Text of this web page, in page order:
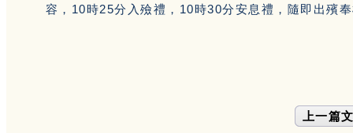
容，10時25分入殮禮，10時30分安息禮，隨即出殯
上一篇